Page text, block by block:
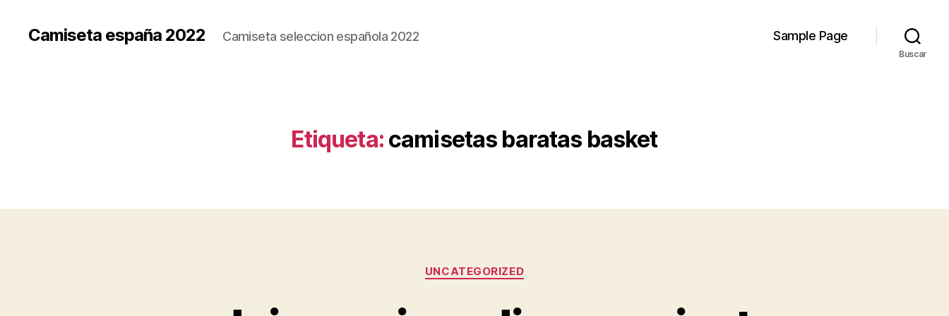
Camiseta españa 2022 Camiseta seleccion española 2022 Sample Page
Buscar
Etiqueta: camisetas baratas basket
Categorías
UNCATEGORIZED